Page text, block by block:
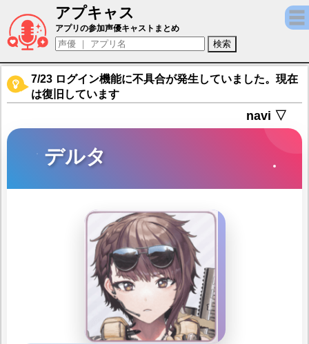
アプキャス
デルタ（声優：花守ゆみり)【勝利の女神：
アプリの参加声優キャストまとめ
7/23 ログイン機能に不具合が発生していました。現在
は復旧しています
navi ▽
デルタ